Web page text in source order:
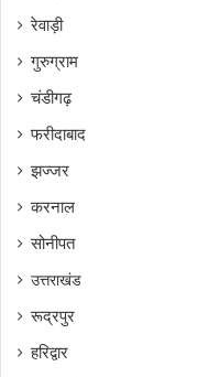
रेवाड़ी
गुरुग्राम
चंडीगढ़
फरीदाबाद
झज्जर
करनाल
सोनीपत
उत्तराखंड
रूद्रपुर
हरिद्वार